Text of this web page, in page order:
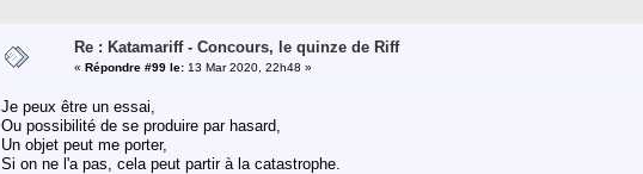
Re : Katamariff - Concours, le quinze de Riff
« Répondre #99 le: 13 Mar 2020, 22h48 »
Je peux être un essai,
Ou possibilité de se produire par hasard,
Un objet peut me porter,
Si on ne l'a pas, cela peut partir à la catastrophe.